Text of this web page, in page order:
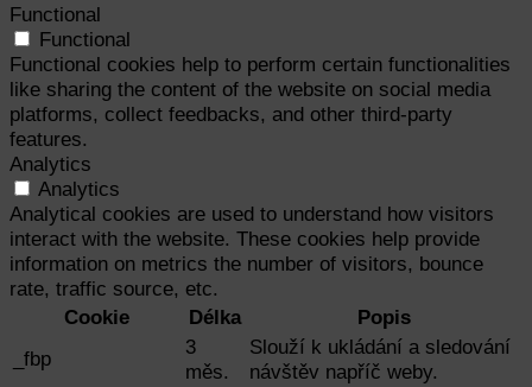
Functional
Functional
Functional cookies help to perform certain functionalities
like sharing the content of the website on social media
platforms, collect feedbacks, and other third-party
features.
Analytics
Analytics
Analytical cookies are used to understand how visitors
interact with the website. These cookies help provide
information on metrics the number of visitors, bounce
rate, traffic source, etc.
Cookie
Délka
Popis
_fbp
3
měs.
Slouží k ukládání a sledování
návštěv napříč weby.